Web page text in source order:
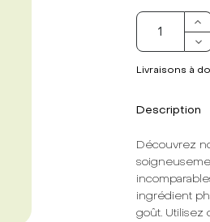
Livraisons à
Description
Découvrez
ingrédient
goût. Utilisez